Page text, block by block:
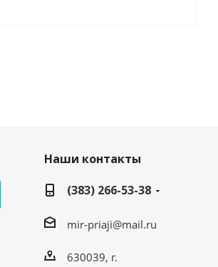
Наши контакты
(383) 266-53-38
mir-priaji@mail.ru
630039, г.